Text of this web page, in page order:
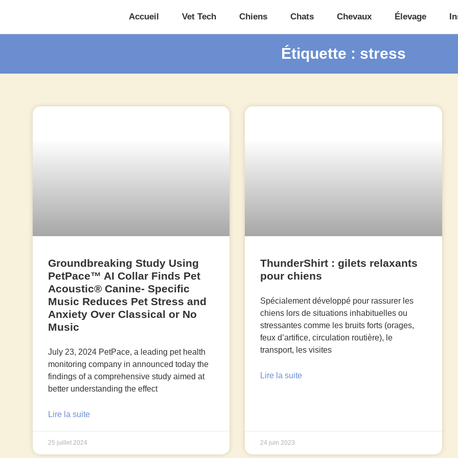
Accueil Vet Tech Chiens Chats Chevaux Élevage
Étiquette : stress
Groundbreaking Study Using
PetPace™ AI Collar Finds Pet
Acoustic® Canine- Specific
Music Reduces Pet Stress and
Anxiety Over Classical or No
Music
July 23, 2024 PetPace, a leading pet health
monitoring company in announced today the
findings of a comprehensive study aimed at
better understanding the effect
Lire la suite
25 juillet 2024
ThunderShirt : gilets relaxants
pour chiens
Spécialement développé pour rassurer les
chiens lors de situations inhabituelles ou
stressantes comme les bruits forts (orages,
feux d’artifice, circulation routière), le
transport, les visites
Lire la suite
24 juin 2023